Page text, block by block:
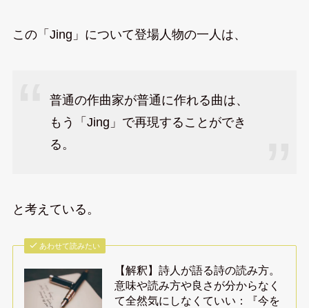
この「Jing」について登場人物の一人は、
普通の作曲家が普通に作れる曲は、
もう「Jing」で再現することができ
る。
と考えている。
あわせて読みたい
【解釈】詩人が語る詩の読み方。
意味や読み方や良さが分からなく
て全然気にしなくていい：『今を